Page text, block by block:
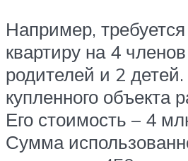
Например,
квартиру на 4
родителей и 2
купленного объекта
Его стоимость – 4
Сумма